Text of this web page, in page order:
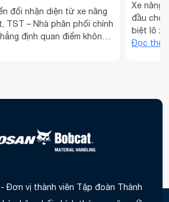
đổi nhận diện từ xe nâng
TST – Nhà phân phối chính
định quan điểm không
đó, chúng tôi sẽ triển khai
Xe nâng
đầu cho
biệt lô
hàng có
Đọc thêm
Đơn vị thành viên Tập đoàn Thành